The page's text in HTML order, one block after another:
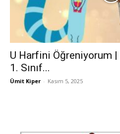
U Harfini Öğreniyorum |
1. Sınıf...
Ümit Kiper - Kasım 5, 2025